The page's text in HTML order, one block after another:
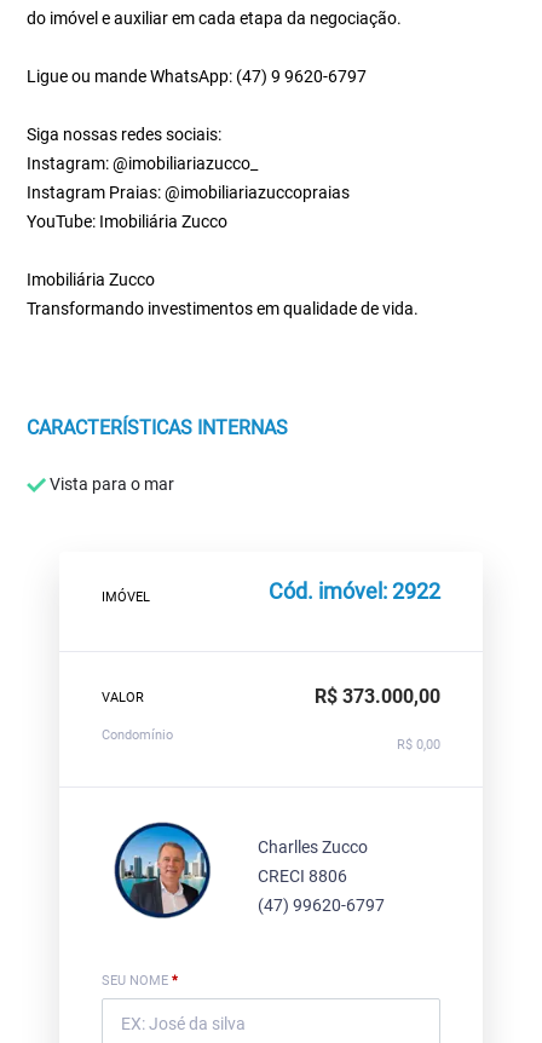
do imóvel e auxiliar em cada etapa da negociação.
Ligue ou mande WhatsApp: (47) 9 9620-6797
Siga nossas redes sociais:
Instagram: @imobiliariazucco_
Instagram Praias: @imobiliariazuccopraias
YouTube: Imobiliária Zucco
Imobiliária Zucco
Transformando investimentos em qualidade de vida.
CARACTERÍSTICAS INTERNAS
Vista para o mar
IMÓVEL Cód. imóvel: 2922
VALOR R$ 373.000,00
Condomínio
R$ 0,00
Charlles Zucco
CRECI 8806
(47) 99620-6797
SEU NOME *